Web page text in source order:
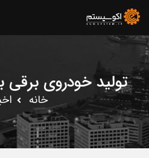
تولید خودروی برقی
خانه